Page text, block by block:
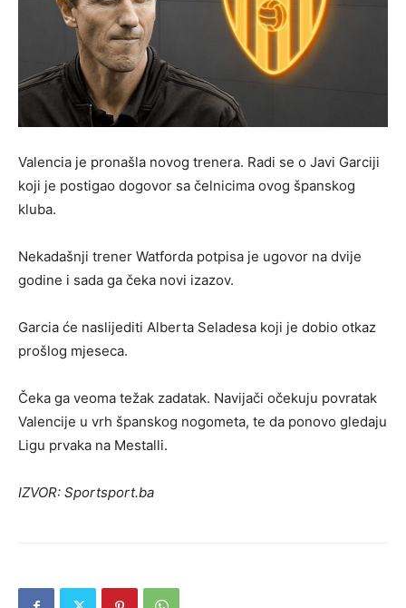
Valencia je pronašla novog trenera. Radi se o Javi Garciji
koji je postigao dogovor sa čelnicima ovog španskog
kluba.
Nekadašnji trener Watforda potpisa je ugovor na dvije
godine i sada ga čeka novi izazov.
Garcia će naslijediti Alberta Seladesa koji je dobio otkaz
prošlog mjeseca.
Čeka ga veoma težak zadatak. Navijači očekuju povratak
Valencije u vrh španskog nogometa, te da ponovo gledaju
Ligu prvaka na Mestalli.
IZVOR: Sportsport.ba